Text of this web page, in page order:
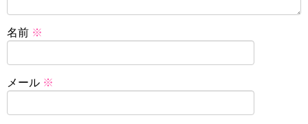
名前 ※
メール ※